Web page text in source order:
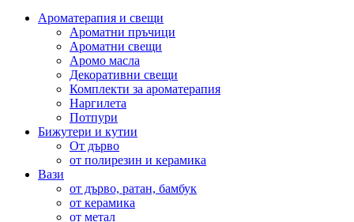
Ароматерапия и свещи
Ароматни пръчици
Ароматни свещи
Аромо масла
Декоративни свещи
Комплекти за ароматерапия
Наргилета
Потпури
Бижутери и кутии
От дърво
от полирезин и керамика
Вази
от дърво, ратан, бамбук
от керамика
от метал